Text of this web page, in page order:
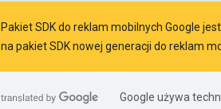
Pakiet SDK do reklam mobilnych Google
na pakiet SDK nowej generacji do reklam
Google używa